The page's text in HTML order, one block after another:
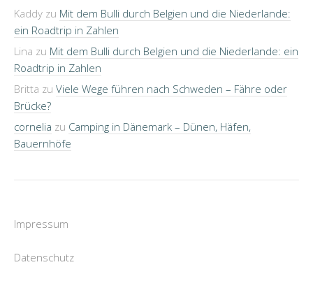
Kaddy zu Mit dem Bulli durch Belgien und die Niederlande:
ein Roadtrip in Zahlen
Lina zu Mit dem Bulli durch Belgien und die Niederlande: ein
Roadtrip in Zahlen
Britta zu Viele Wege führen nach Schweden – Fähre oder
Brücke?
cornelia zu Camping in Dänemark – Dünen, Häfen,
Bauernhöfe
Impressum
Datenschutz